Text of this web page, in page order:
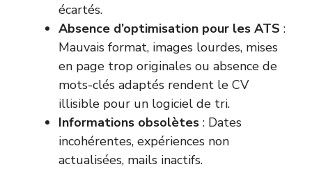
écartés.
Absence d’optimisation pour les ATS :
Mauvais format, images lourdes, mises
en page trop originales ou absence de
mots-clés adaptés rendent le CV
illisible pour un logiciel de tri.
Informations obsolètes : Dates
incohérentes, expériences non
actualisées, mails inactifs.